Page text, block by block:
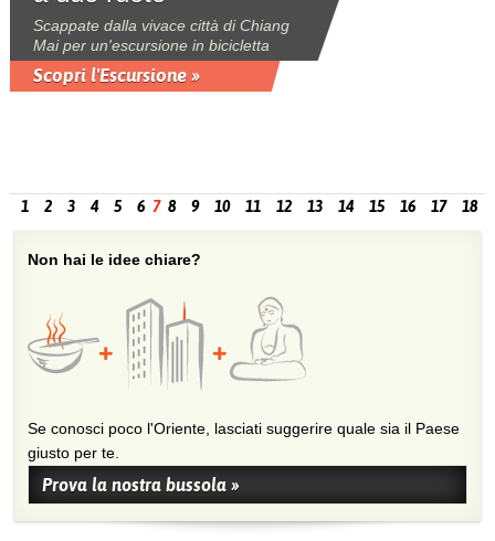
Scappate dalla vivace città di Chiang
Mai per un'escursione in bicicletta
Scopri l'Escursione »
1 2 3 4 5 6 7 8 9 10 11 12 13 14 15 16 17 18
Non hai le idee chiare?
Se conosci poco l'Oriente, lasciati suggerire quale sia il Paese
giusto per te.
Prova la nostra bussola »